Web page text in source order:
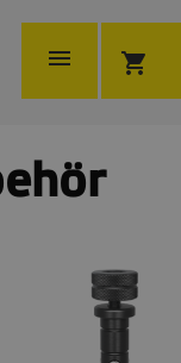
 shopping_cart